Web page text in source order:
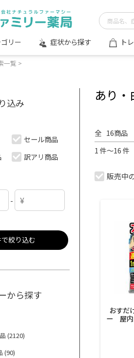
リー 症状から探す ト
一覧 >
込み
セール商品
訳アリ商品
-
絞り込む
から探す
(2120)
(90)
あり
全 16商品
1 件～16 件
販売中
おすだ
ー　屋